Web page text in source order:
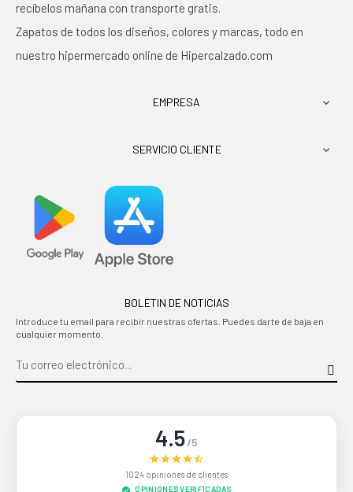
recíbelos mañana con transporte gratis.
Zapatos de todos los diseños, colores y marcas, todo en
nuestro hipermercado online de Hipercalzado.com
EMPRESA 
SERVICIO CLIENTE 
BOLETIN DE NOTICIAS
Introduce tu email para recibir nuestras ofertas. Puedes darte de baja en
cualquier momento.
4.5/5
1024 opiniones de clientes
OPINIONES VERIFICADAS